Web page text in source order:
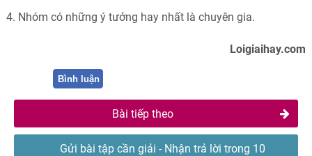
4. Nhóm có những ý tưởng hay nhất là chuyên gia.
Loigiaihay.com
Bình luận
Bài tiếp theo
Gửi bài tập cần giải - Nhận trả lời trong 10